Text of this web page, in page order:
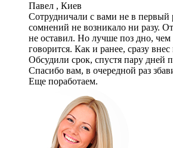
Павел , Киев
Сотрудничали с вами не в первый
сомнений не возникало ни разу.
не оставил. Но лучше поз дно, чем
говорится. Как и ранее, сразу внес
Обсудили срок, спустя пару дней
Спасибо вам, в очередной раз
Еще поработаем.